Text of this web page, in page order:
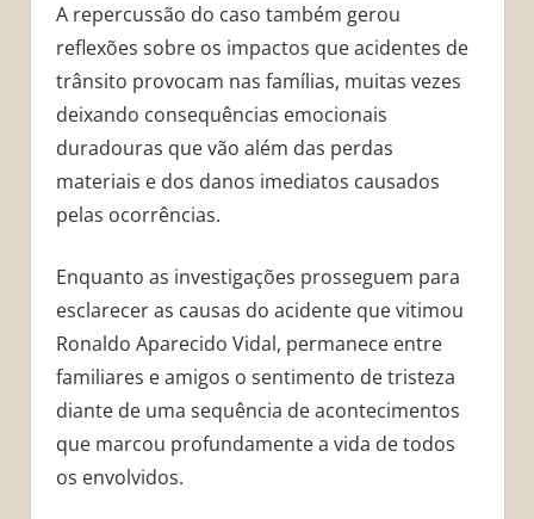
A repercussão do caso também gerou
reflexões sobre os impactos que acidentes de
trânsito provocam nas famílias, muitas vezes
deixando consequências emocionais
duradouras que vão além das perdas
materiais e dos danos imediatos causados
pelas ocorrências.
Enquanto as investigações prosseguem para
esclarecer as causas do acidente que vitimou
Ronaldo Aparecido Vidal, permanece entre
familiares e amigos o sentimento de tristeza
diante de uma sequência de acontecimentos
que marcou profundamente a vida de todos
os envolvidos.